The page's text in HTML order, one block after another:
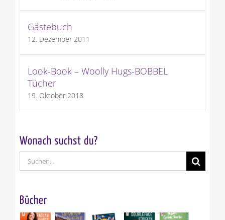
Gästebuch
12. Dezember 2011
Look-Book – Woolly Hugs-BOBBEL
Tücher
19. Oktober 2018
Wonach suchst du?
Suche
nach:
Bücher